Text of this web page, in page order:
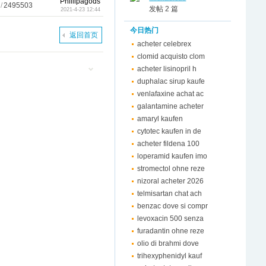
/2495503
2021-4-23 12:44
返回首页
发帖 2 篇
今日热门
acheter celebrex
clomid acquisto clom
acheter lisinopril h
duphalac sirup kaufe
venlafaxine achat ac
galantamine acheter
amaryl kaufen
cytotec kaufen in de
acheter fildena 100
loperamid kaufen imo
stromectol ohne reze
nizoral acheter 2026
telmisartan chat ach
benzac dove si compr
levoxacin 500 senza
furadantin ohne reze
olio di brahmi dove
trihexyphenidyl kauf